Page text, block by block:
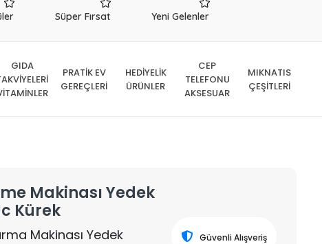
Süper Fırsat Yeni Gelenler
GIDA
PRATİK EV
GEREÇLERİ
HEDİYELİK
ÜRÜNLER
CEP
TELEFONU
AKSESUAR
MIKNATIS
ÇEŞİTLERİ
Makinası Yedek
Kürek
Makinası Yedek
Güvenli Alışveriş